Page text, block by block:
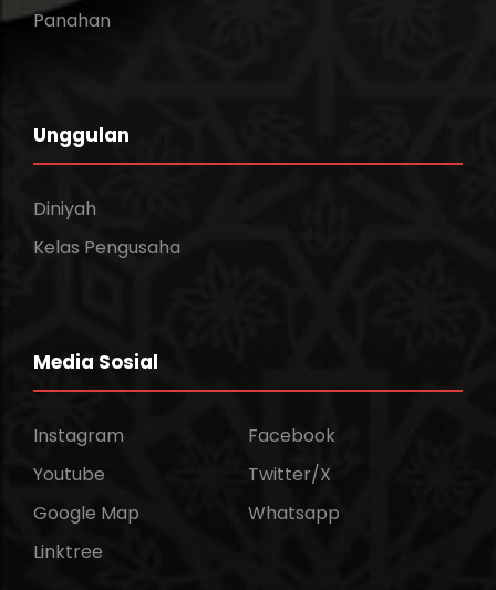
Panahan
Unggulan
Diniyah
Kelas Pengusaha
Media Sosial
Instagram
Facebook
Youtube
Twitter/X
Google Map
Whatsapp
Linktree